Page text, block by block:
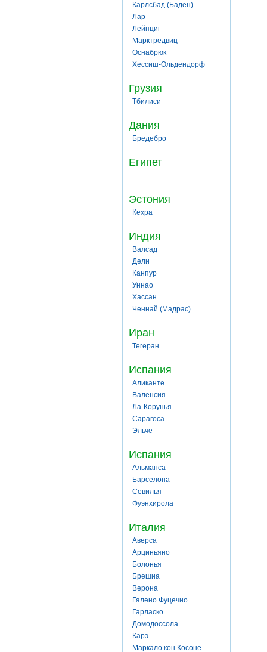
Карлсбад (Баден)
Лар
Лейпциг
Марктредвиц
Оснабрюк
Хессиш-Ольдендорф
Грузия
Тбилиси
Дания
Бредебро
Египет
Эстония
Кехра
Индия
Валсад
Дели
Канпур
Уннао
Хассан
Ченнай (Мадрас)
Иран
Тегеран
Испания
Аликанте
Валенсия
Ла-Корунья
Сарагоса
Эльче
Испания
Альманса
Барселона
Севилья
Фуэнхирола
Италия
Аверса
Арциньяно
Болонья
Брешиа
Верона
Галено Фуцечио
Гарласко
Домодоссола
Карэ
Маркало кон Косоне